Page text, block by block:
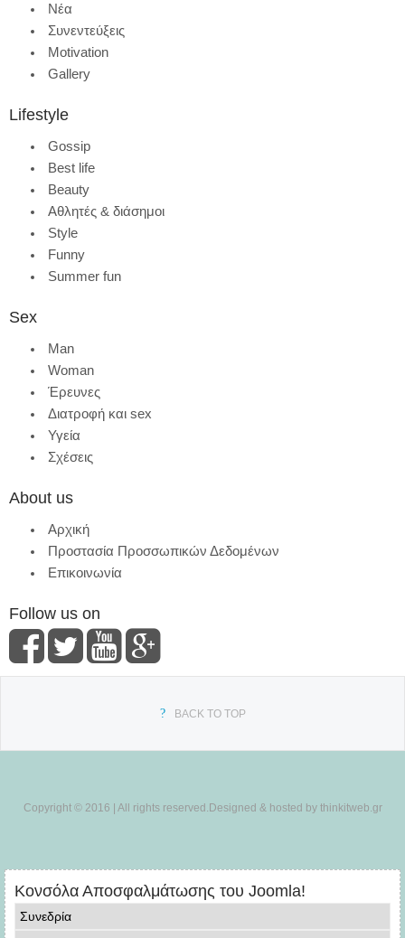
Νέα
Συνεντεύξεις
Motivation
Gallery
Lifestyle
Gossip
Best life
Beauty
Αθλητές & διάσημοι
Style
Funny
Summer fun
Sex
Man
Woman
Έρευνες
Διατροφή και sex
Υγεία
Σχέσεις
About us
Αρχική
Προστασία Προσσωπικών Δεδομένων
Επικοινωνία
Follow us on
BACK TO TOP
Copyright © 2016 | All rights reserved.Designed & hosted by thinkitweb.gr
Κονσόλα Αποσφαλμάτωσης του Joomla!
Συνεδρία